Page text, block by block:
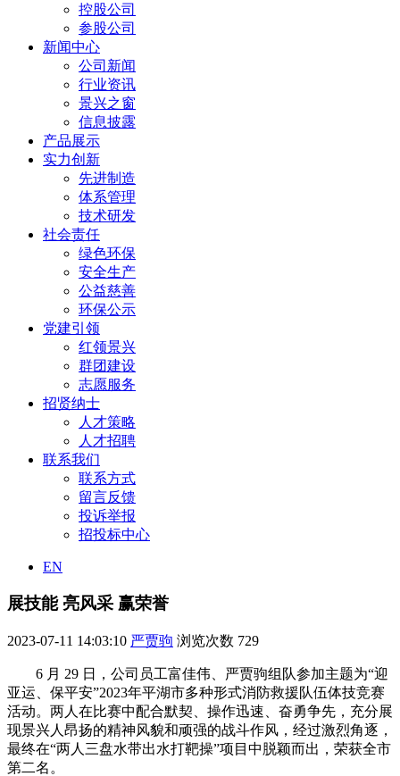
控股公司
参股公司
新闻中心
公司新闻
行业资讯
景兴之窗
信息披露
产品展示
实力创新
先进制造
体系管理
技术研发
社会责任
绿色环保
安全生产
公益慈善
环保公示
党建引领
红领景兴
群团建设
志愿服务
招贤纳士
人才策略
人才招聘
联系我们
联系方式
留言反馈
投诉举报
招投标中心
EN
展技能 亮风采 赢荣誉
2023-07-11 14:03:10 严贾驹 浏览次数 729
6 月 29 日，公司员工富佳伟、严贾驹组队参加主题为“迎
亚运、保平安”2023年平湖市多种形式消防救援队伍体技竞赛
活动。两人在比赛中配合默契、操作迅速、奋勇争先，充分展
现景兴人昂扬的精神风貌和顽强的战斗作风，经过激烈角逐，
最终在“两人三盘水带出水打靶操”项目中脱颖而出，荣获全市
第二名。